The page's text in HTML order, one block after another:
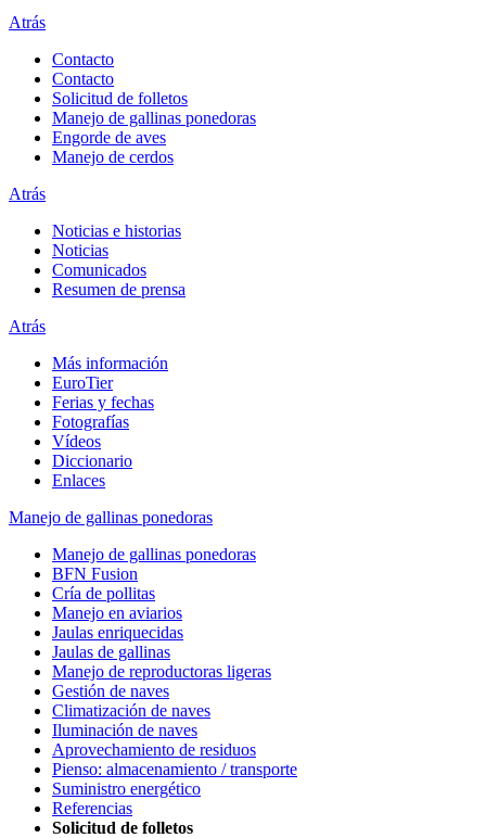
Atrás
Contacto
Contacto
Solicitud de folletos
Manejo de gallinas ponedoras
Engorde de aves
Manejo de cerdos
Atrás
Noticias e historias
Noticias
Comunicados
Resumen de prensa
Atrás
Más información
EuroTier
Ferias y fechas
Fotografías
Vídeos
Diccionario
Enlaces
Manejo de gallinas ponedoras
Manejo de gallinas ponedoras
BFN Fusion
Cría de pollitas
Manejo en aviarios
Jaulas enriquecidas
Jaulas de gallinas
Manejo de reproductoras ligeras
Gestión de naves
Climatización de naves
Iluminación de naves
Aprovechamiento de residuos
Pienso: almacenamiento / transporte
Suministro energético
Referencias
Solicitud de folletos